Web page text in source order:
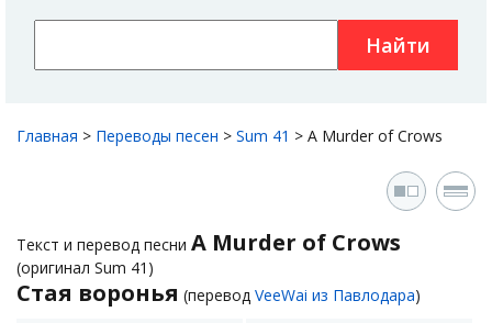
Найти
Главная > Переводы песен > Sum 41 > A Murder of Crows
Текст и перевод песни A Murder of Crows
(оригинал Sum 41)
Стая воронья (перевод VeeWai из Павлодара)